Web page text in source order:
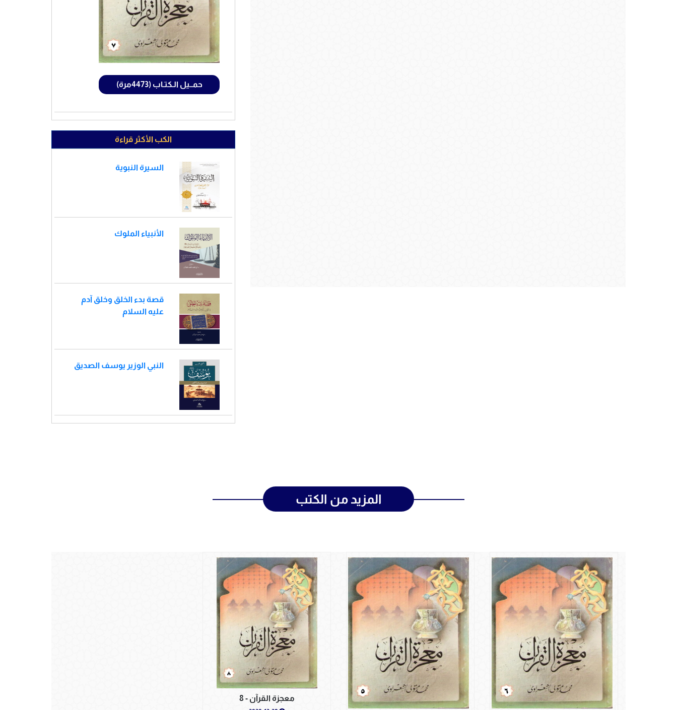
حمــيل الـكتـاب (4473مرة)
الكب الأكثر قراءة
السيرة النبوية
الأنبياء الملوك
قصة بدء الخلق وخلق آدم
عليه السلام
النبي الوزير يوسف الصديق
المزيد من الكتب
معجزة القرآن - 8